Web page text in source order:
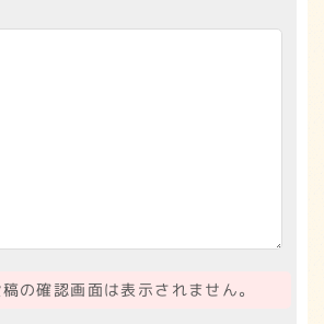
の確認画面は表示されません。